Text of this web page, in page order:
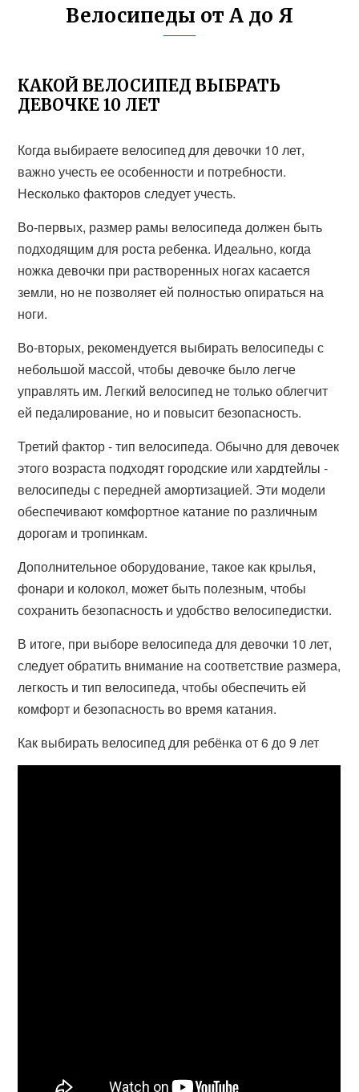
Велосипеды от А до Я
КАКОЙ ВЕЛОСИПЕД ВЫБРАТЬ
ДЕВОЧКЕ 10 ЛЕТ
Когда выбираете велосипед для девочки 10 лет,
важно учесть ее особенности и потребности.
Несколько факторов следует учесть.
Во-первых, размер рамы велосипеда должен быть
подходящим для роста ребенка. Идеально, когда
ножка девочки при растворенных ногах касается
земли, но не позволяет ей полностью опираться на
ноги.
Во-вторых, рекомендуется выбирать велосипеды с
небольшой массой, чтобы девочке было легче
управлять им. Легкий велосипед не только облегчит
ей педалирование, но и повысит безопасность.
Третий фактор - тип велосипеда. Обычно для девочек
этого возраста подходят городские или хардтейлы -
велосипеды с передней амортизацией. Эти модели
обеспечивают комфортное катание по различным
дорогам и тропинкам.
Дополнительное оборудование, такое как крылья,
фонари и колокол, может быть полезным, чтобы
сохранить безопасность и удобство велосипедистки.
В итоге, при выборе велосипеда для девочки 10 лет,
следует обратить внимание на соответствие размера,
легкость и тип велосипеда, чтобы обеспечить ей
комфорт и безопасность во время катания.
Как выбирать велосипед для ребёнка от 6 до 9 лет